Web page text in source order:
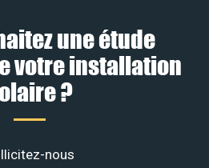
une étude
votre installation
?
nous